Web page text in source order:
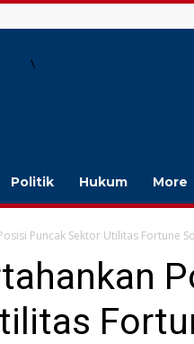
\
Politik Hukum More
Puncak Sektor Utilitas Fortune